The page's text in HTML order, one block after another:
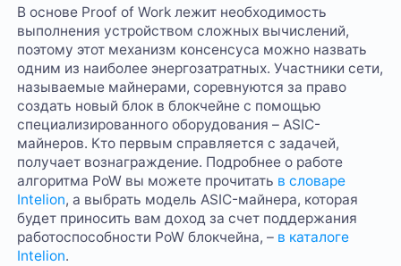
В основе Proof of Work лежит необходимость
выполнения устройством сложных вычислений,
поэтому этот механизм консенсуса можно назвать
одним из наиболее энергозатратных. Участники сети,
называемые майнерами, соревнуются за право
создать новый блок в блокчейне с помощью
специализированного оборудования – ASIC-
майнеров. Кто первым справляется с задачей,
получает вознаграждение. Подробнее о работе
алгоритма PoW вы можете прочитать в словаре
Intelion, а выбрать модель ASIC-майнера, которая
будет приносить вам доход за счет поддержания
работоспособности PoW блокчейна, – в каталоге
Intelion.